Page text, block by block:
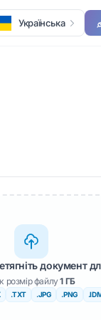
Українська
документ
розмір файлу1 ГБ
.TXT .JPG .PNG